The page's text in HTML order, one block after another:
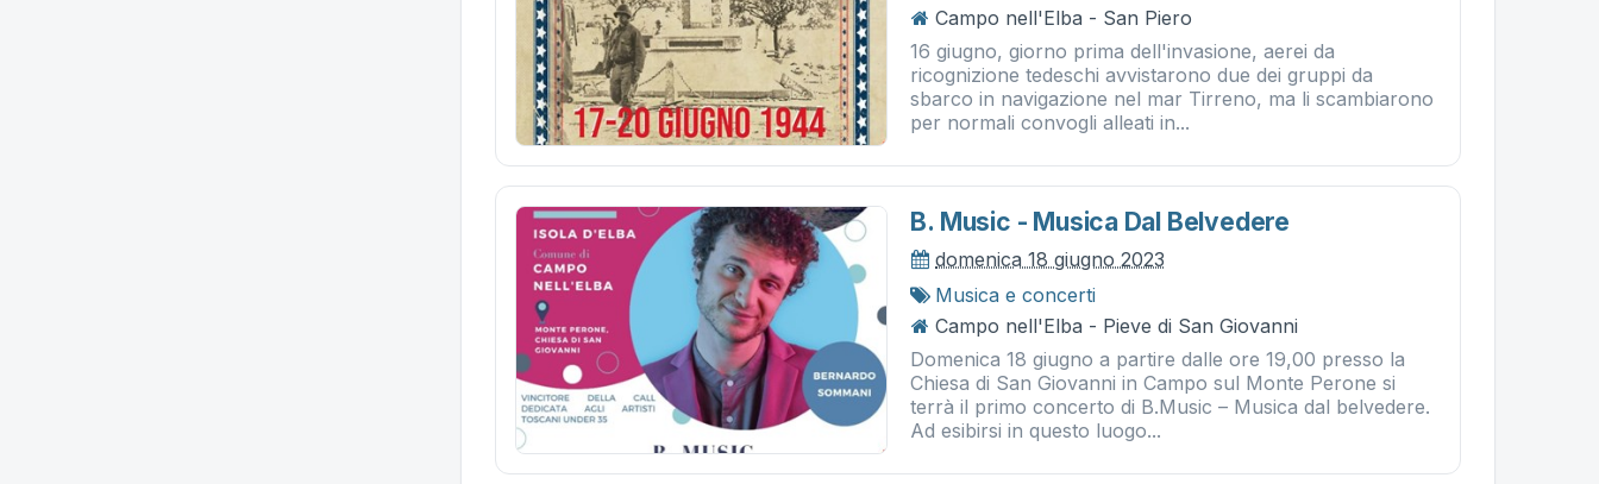
Campo nell'Elba - San Piero
16 giugno, giorno prima dell'invasione, aerei da
ricognizione tedeschi avvistarono due dei gruppi da
sbarco in navigazione nel mar Tirreno, ma li scambiarono
per normali convogli alleati in...
B. Music - Musica Dal Belvedere
domenica 18 giugno 2023
Musica e concerti
Campo nell'Elba - Pieve di San Giovanni
Domenica 18 giugno a partire dalle ore 19,00 presso la
Chiesa di San Giovanni in Campo sul Monte Perone si
terrà il primo concerto di B.Music – Musica dal belvedere.
Ad esibirsi in questo luogo...